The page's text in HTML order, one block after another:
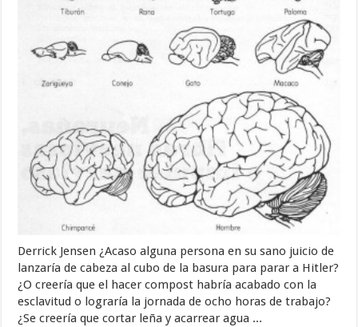
Derrick Jensen ¿Acaso alguna persona en su sano juicio de
lanzaría de cabeza al cubo de la basura para parar a Hitler?
¿O creería que el hacer compost habría acabado con la
esclavitud o lograría la jornada de ocho horas de trabajo?
¿Se creería que cortar leña y acarrear agua ...